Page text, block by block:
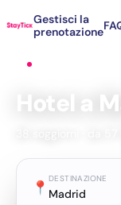
Gestisci la
prenotazione
Hotel a
📍 DESTINAZIONE
Madrid